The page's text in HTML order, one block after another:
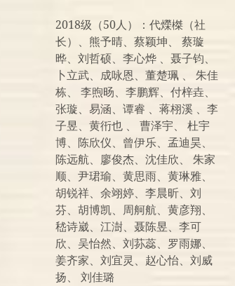
2018级（50人）：代爃榤（社
长）、熊予晴、蔡颖坤、 蔡璇
晔、刘哲硕、李心烨 、聂子钧、
卜立武、成咏恩、董楚珮 、 朱佳
栋、 李煦旸、李鹏辉、付梓垚、
张璇、易涵、谭睿 、蒋栩溪 、李
子昱、黄衎也 、 曹泽宇、 杜宇
博、陈欣仪、曾伊乐、孟迪昊、
陈远航、廖俊杰、沈佳欣、 朱家
顺、尹珺瑜、黄思雨、黄琳雅、
胡锐祥、余翊婷、李晨昕、刘
芬、胡博凯、周舸航、黄彦翔、
嵇诗崴、江澍、聂陈昱、李可
欣、吴怡然、刘荪蕊、罗雨娜、
姜齐家、刘宜灵、赵心怡、刘威
扬、 刘佳璐